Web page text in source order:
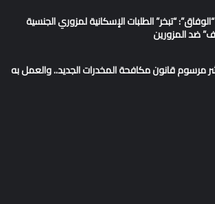
“تبخر” الطلبات الإسكانية لمزوري الجنسية
ضد المزورين
مرسوم قانون مكافحة المخدرات الجديد.. والعمل به